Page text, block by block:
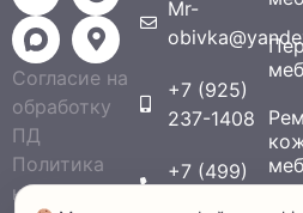
Согласие на
обработку
ПД
Политика
конфиденциальности
Mr-
+7 (925)
237-1408
+7 (499)